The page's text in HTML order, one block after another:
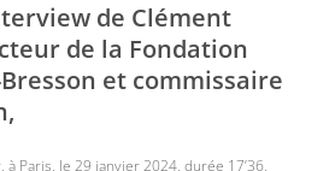
de Clément
de la Fondation
et commissaire
Paris, le 29 janvier 2024, durée 17’36,